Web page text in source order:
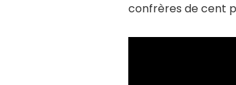
confrères de cent